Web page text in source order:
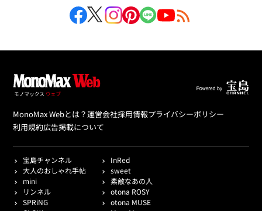
MonoMax Webとは？運営会社採用情報プライバシーポリシー
利用規約広告掲載について
宝島チャンネル
InRed
大人のおしゃれ手帖
sweet
mini
素敵なあの人
リンネル
otona ROSY
SPRiNG
otona MUSE